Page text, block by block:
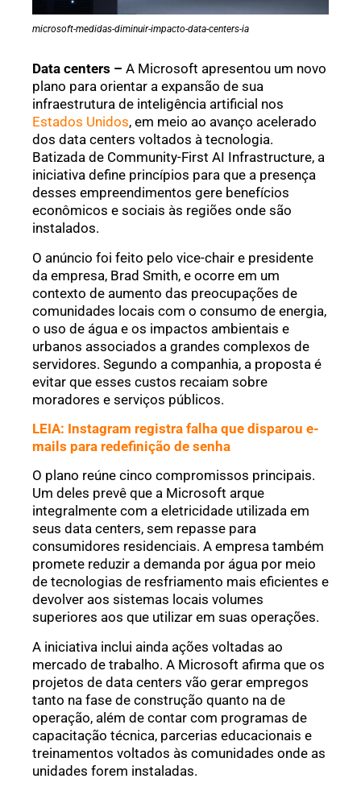
microsoft-medidas-diminuir-impacto-data-centers-ia
Data centers – A Microsoft apresentou um novo
plano para orientar a expansão de sua
infraestrutura de inteligência artificial nos
Estados Unidos, em meio ao avanço acelerado
dos data centers voltados à tecnologia.
Batizada de Community-First AI Infrastructure, a
iniciativa define princípios para que a presença
desses empreendimentos gere benefícios
econômicos e sociais às regiões onde são
instalados.
O anúncio foi feito pelo vice-chair e presidente
da empresa, Brad Smith, e ocorre em um
contexto de aumento das preocupações de
comunidades locais com o consumo de energia,
o uso de água e os impactos ambientais e
urbanos associados a grandes complexos de
servidores. Segundo a companhia, a proposta é
evitar que esses custos recaiam sobre
moradores e serviços públicos.
LEIA: Instagram registra falha que disparou e-
mails para redefinição de senha
O plano reúne cinco compromissos principais.
Um deles prevê que a Microsoft arque
integralmente com a eletricidade utilizada em
seus data centers, sem repasse para
consumidores residenciais. A empresa também
promete reduzir a demanda por água por meio
de tecnologias de resfriamento mais eficientes e
devolver aos sistemas locais volumes
superiores aos que utilizar em suas operações.
A iniciativa inclui ainda ações voltadas ao
mercado de trabalho. A Microsoft afirma que os
projetos de data centers vão gerar empregos
tanto na fase de construção quanto na de
operação, além de contar com programas de
capacitação técnica, parcerias educacionais e
treinamentos voltados às comunidades onde as
unidades forem instaladas.